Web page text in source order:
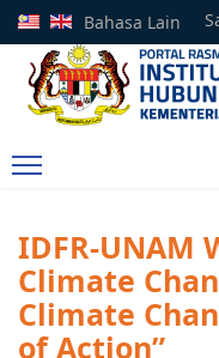
Bahasa Lain
IDFR-UNAM
Climate
Climate
of Action”